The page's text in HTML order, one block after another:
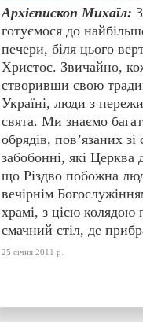
Архієпископ Михаїл:
готуємося до
печери, біля цього
Христос. Звичайно,
створивши свою
Україні, люди з
свята. Ми знаємо
обрядів, пов’язаних
забобонні, які
що Різдво побожна
вечірнім
храмі, з цією колядою
смачний стіл, де
25 січня 2011 р.